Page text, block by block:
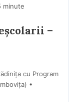
minute
–
cu Program
•